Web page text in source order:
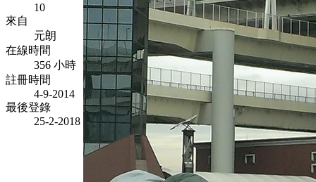
10
來自
元朗
在線時間
356 小時
註冊時間
4-9-2014
最後登錄
25-2-2018